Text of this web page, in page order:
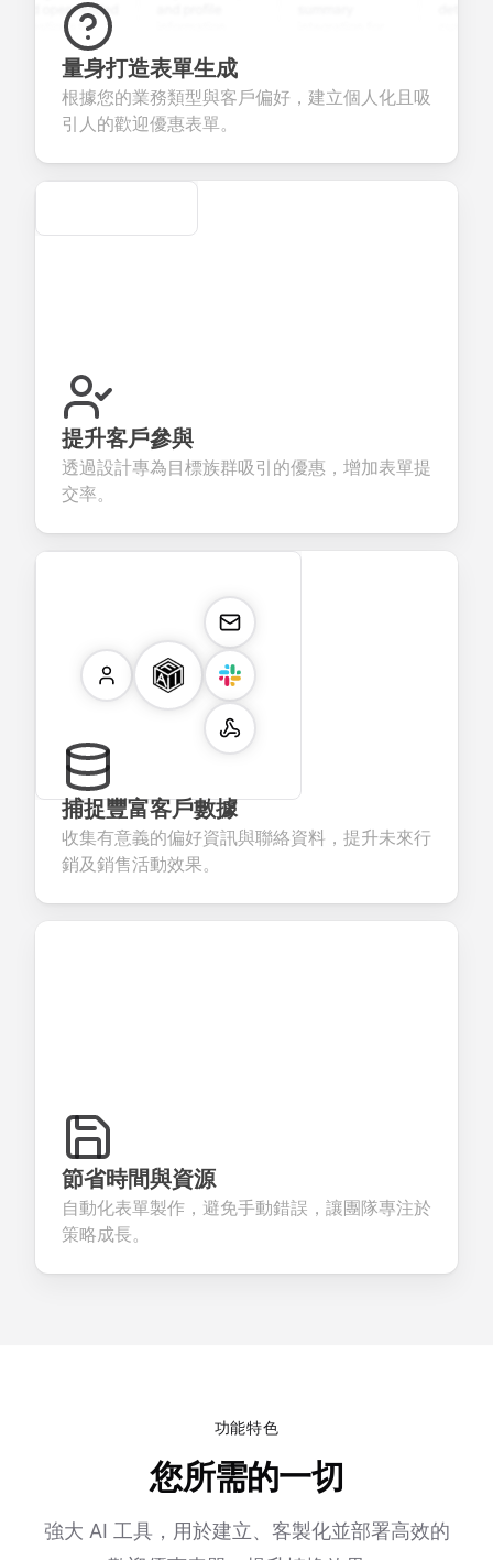
open-ended
to
valuable
about
products or
seamless
account
creation.
candidate
量身打造表單生成
根據您的業務類型與客戶偏好，建立個人化且吸
引人的歡迎優惠表單。
Secure
提升客戶參與
透過設計專為目標族群吸引的優惠，增加表單提
交率。
捕捉豐富客戶數據
收集有意義的偏好資訊與聯絡資料，提升未來行
銷及銷售活動效果。
節省時間與資源
自動化表單製作，避免手動錯誤，讓團隊專注於
策略成長。
功能特色
您所需的一切
強大 AI 工具，用於建立、客製化並部署高效的